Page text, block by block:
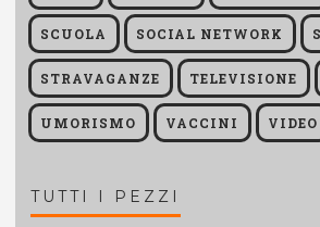
SCUOLA SOCIAL NETWORK
STRAVAGANZE TELEVISIONE
UMORISMO VACCINI VIDEO
TUTTI I PEZZI